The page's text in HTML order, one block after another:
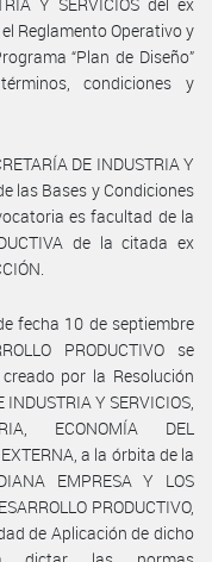
el Reglamento Operativo y
“Plan de Diseño”
condiciones y
DE INDUSTRIA Y
las Bases y Condiciones
es facultad de la
de la citada ex
fecha 10 de septiembre
PRODUCTIVO se
por la Resolución
Y SERVICIOS,
ECONOMÍA DEL
a la órbita de la
EMPRESA Y LOS
PRODUCTIVO,
de Aplicación de dicho